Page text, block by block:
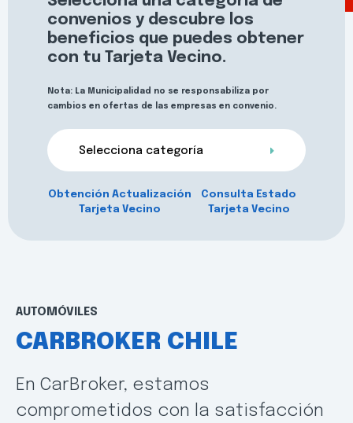
convenios y descubre los
beneficios que puedes obtener
con tu Tarjeta Vecino.
Nota: La Municipalidad no se responsabiliza por
cambios en ofertas de las empresas en convenio.
Selecciona categoría
Obtención Actualización
Tarjeta Vecino
Consulta Estado
Tarjeta Vecino
AUTOMÓVILES
CARBROKER CHILE
En CarBroker, estamos
comprometidos con la satisfacción